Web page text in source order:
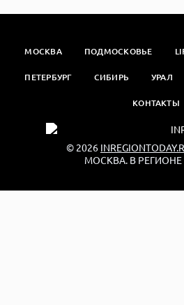
МОСКВА ПОДМОСКОВЬЕ
ПЕТЕРБУРГ СИБИРЬ УРАЛ
КОНТАКТЫ
© 2026
МОСКВА. В